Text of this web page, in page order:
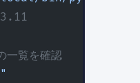
一覧を確認